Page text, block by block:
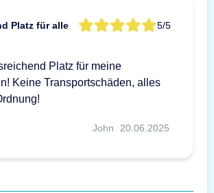
Platz für alle
5/5
Platz für meine
Keine Transportschäden, alles
John 20.06.2025